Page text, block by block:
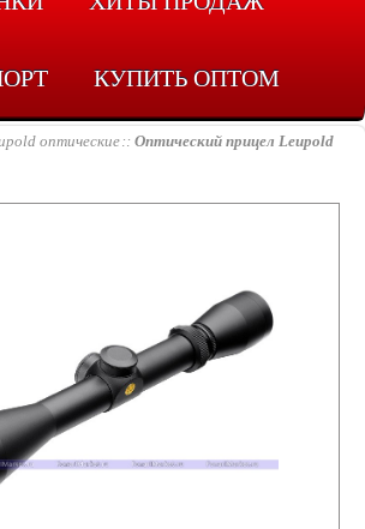
КУПИТЬ ОПТОМ
оптические
Оптический прицел Leupold